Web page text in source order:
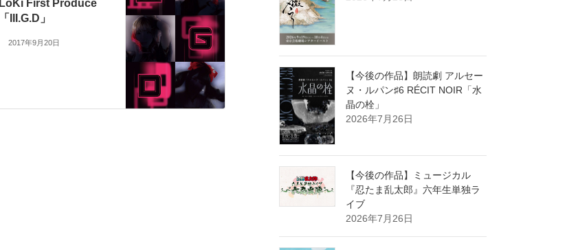
LoKi First Produce
「III.G.D」
2017年9月20日
【今後の作品】朗読劇 アルセー
ヌ・ルパン♯6 RÉCIT NOIR「水
晶の栓」
2026年7月26日
【今後の作品】ミュージカル
『忍たま乱太郎』六年生単独ラ
イブ
2026年7月26日